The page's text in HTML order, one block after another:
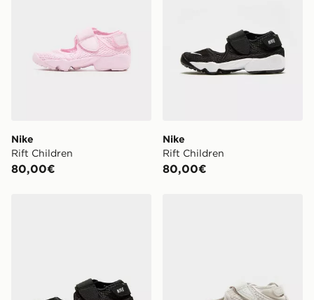
Nike
Rift Children
80,00€
Nike
Rift Children
80,00€